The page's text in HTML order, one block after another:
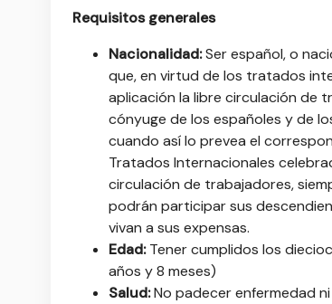
Requisitos generales
Nacionalidad:Ser español, o
que, en virtud de los tratados
aplicación la libre circulación de
cónyuge de los españoles y de
cuando así lo prevea el
Tratados Internacionales
circulación de trabajadores,
podrán participar sus
vivan a sus expensas.
Edad:Tener cumplidos los
años y 8 meses)
Salud:No padecer enfermedad